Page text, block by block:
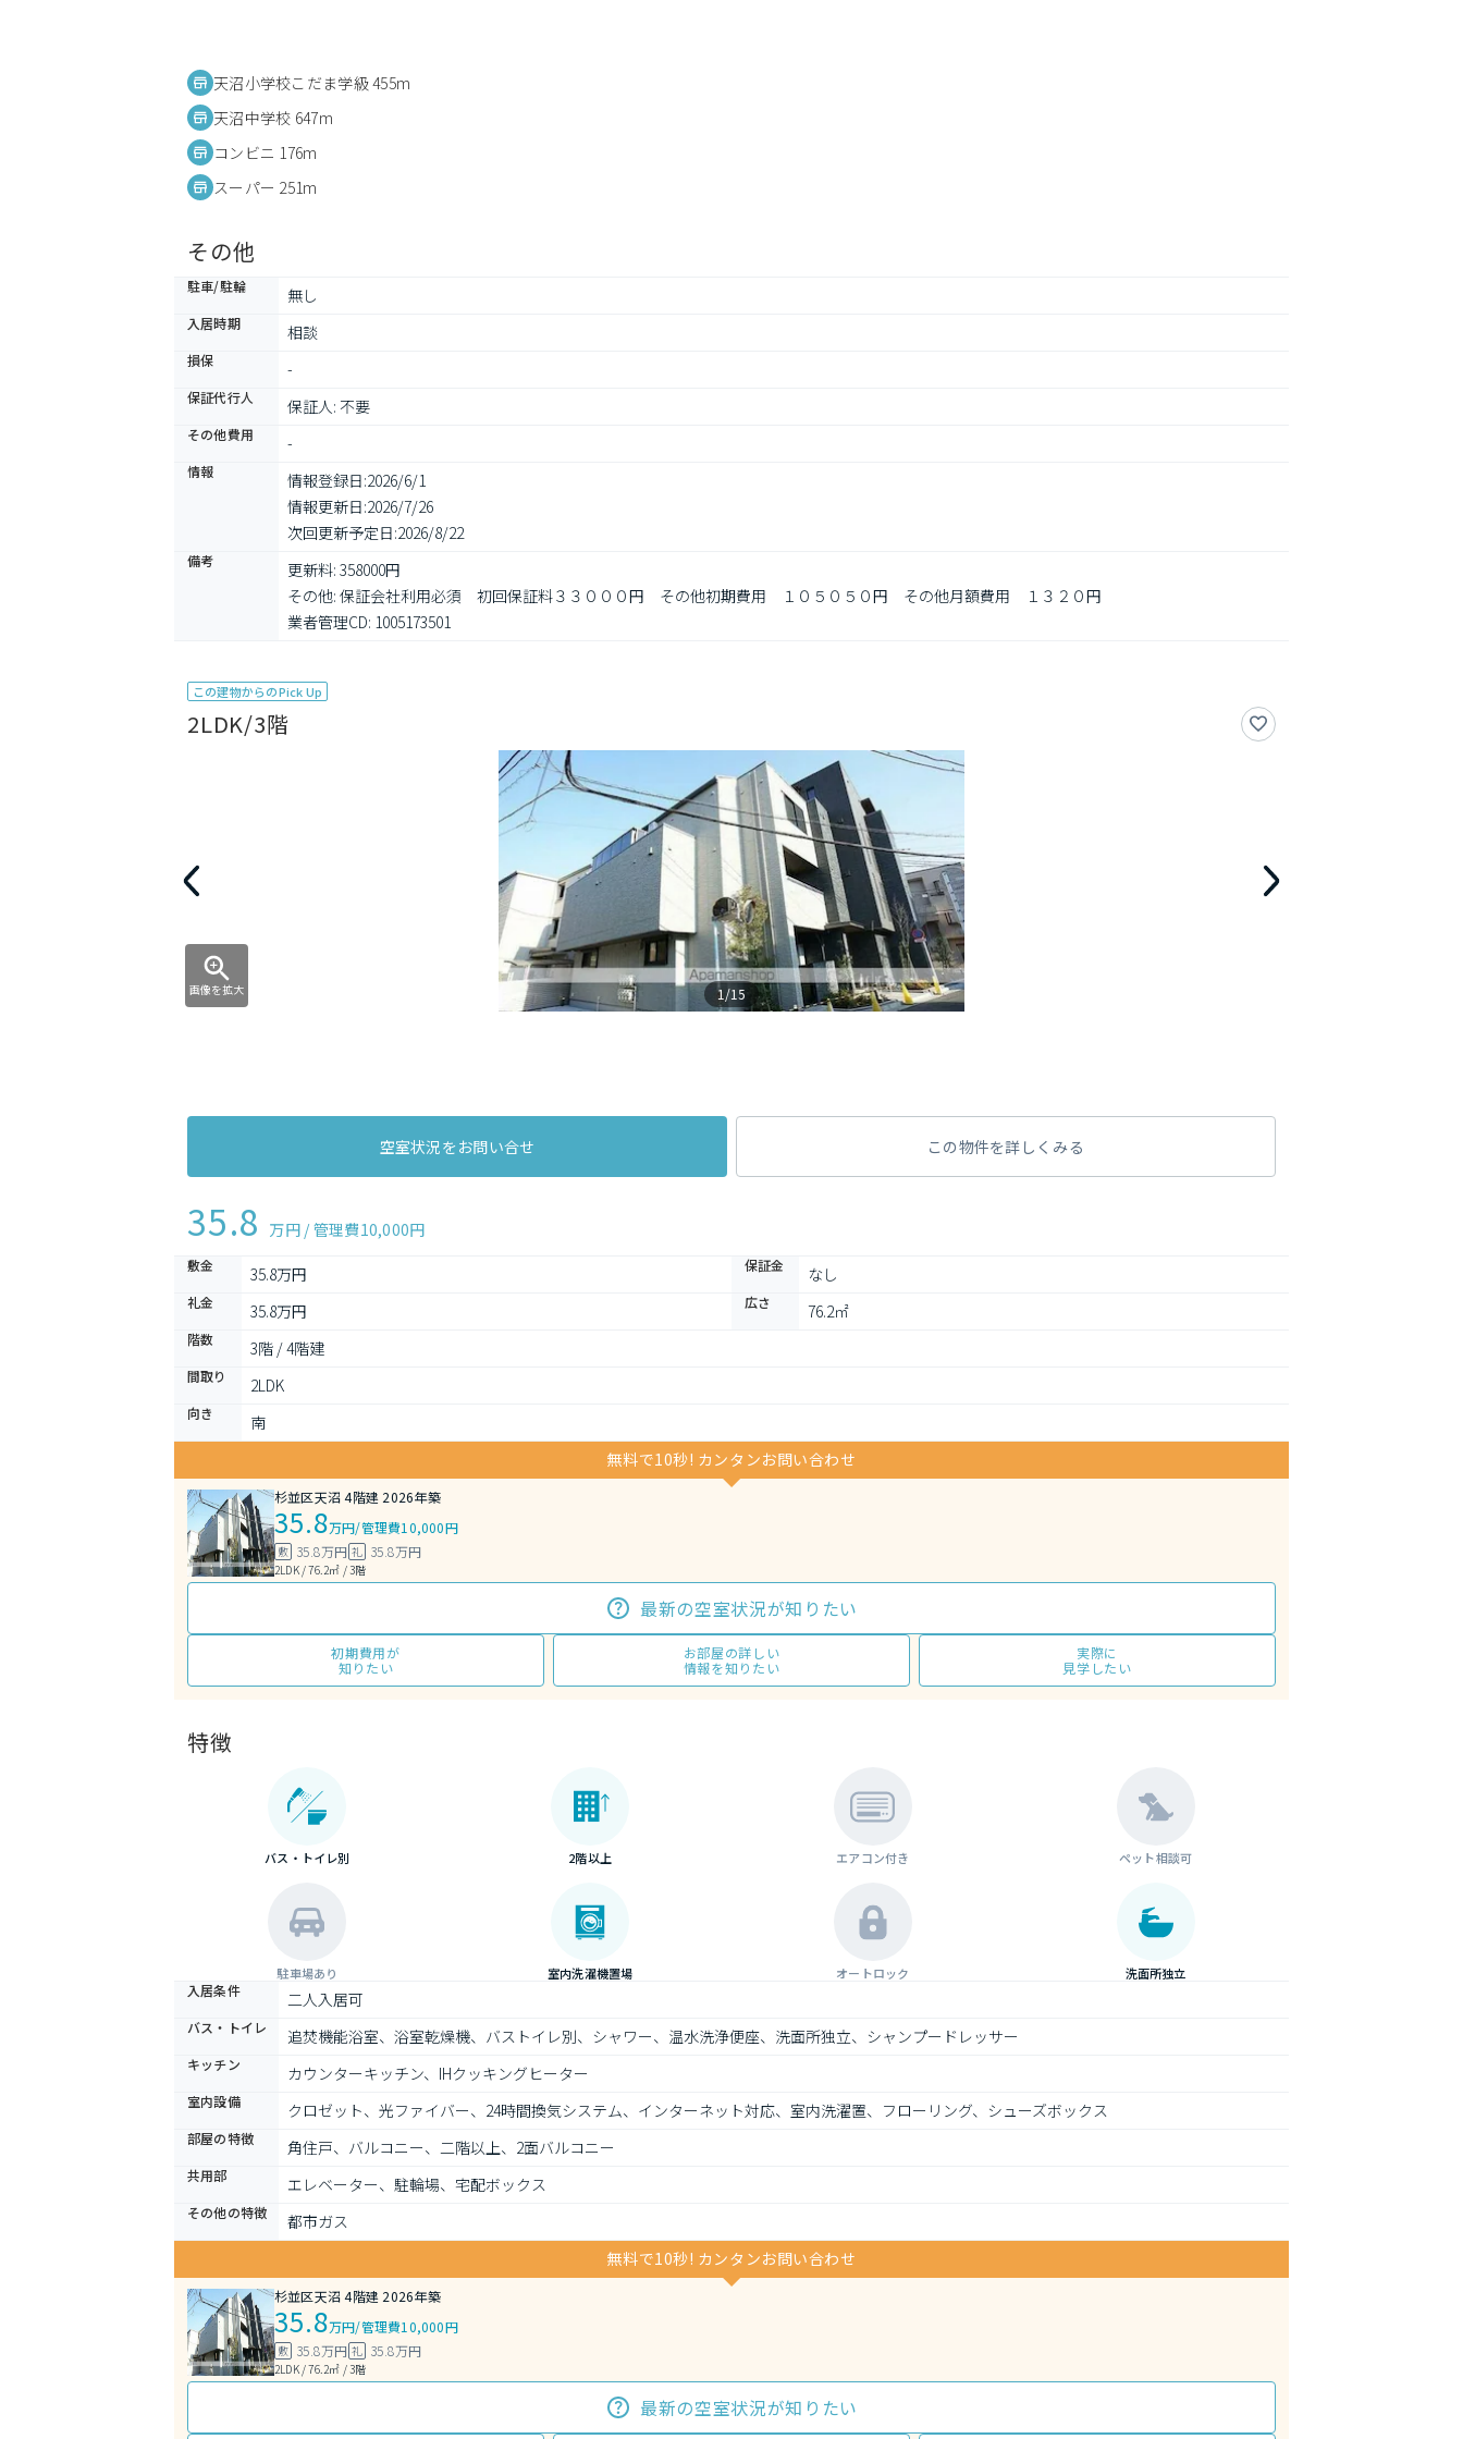
天沼小学校こだま学級 455m
天沼中学校 647m
コンビニ 176m
スーパー 251m
その他
駐車/駐輪 無し
入居時期 相談
損保 -
保証代行人 保証人: 不要
その他費用 -
情報 情報登録日:2026/6/1
情報更新日:2026/7/26
次回更新予定日:2026/8/22
備考
更新料: 358000円
その他: 保証会社利用必須　初回保証料３３０００円　その他初期費用　１０５０５０円　その他月額費用　１３２０円
業者管理CD: 1005173501
この建物からのPick Up
2LDK/3階
画像を拡大 1/15
空室状況をお問い合せ この物件を詳しくみる
35.8 万円 / 管理費10,000円
敷金 35.8万円 保証金 なし
礼金 35.8万円 広さ 76.2㎡
階数 3階 / 4階建
間取り 2LDK
向き
南
無料で10秒! カンタンお問い合わせ
杉並区天沼 4階建 2026年築
35.8万円/管理費10,000円
敷 35.8万円 礼 35.8万円
2LDK / 76.2㎡ / 3階
最新の空室状況が知りたい
初期費用が
知りたい
お部屋の詳しい
情報を知りたい
実際に
見学したい
特徴
バス・トイレ別 2階以上 エアコン付き ペット相談可
駐車場あり 室内洗濯機置場 オートロック 洗面所独立
入居条件 二人入居可
バス・トイレ 追焚機能浴室、浴室乾燥機、バストイレ別、シャワー、温水洗浄便座、洗面所独立、シャンプードレッサー
キッチン カウンターキッチン、IHクッキングヒーター
室内設備 クロゼット、光ファイバー、24時間換気システム、インターネット対応、室内洗濯置、フローリング、シューズボックス
部屋の特徴 角住戸、バルコニー、二階以上、2面バルコニー
共用部 エレベーター、駐輪場、宅配ボックス
その他の特徴
都市ガス
無料で10秒! カンタンお問い合わせ
杉並区天沼 4階建 2026年築
35.8万円/管理費10,000円
敷 35.8万円 礼 35.8万円
2LDK / 76.2㎡ / 3階
最新の空室状況が知りたい